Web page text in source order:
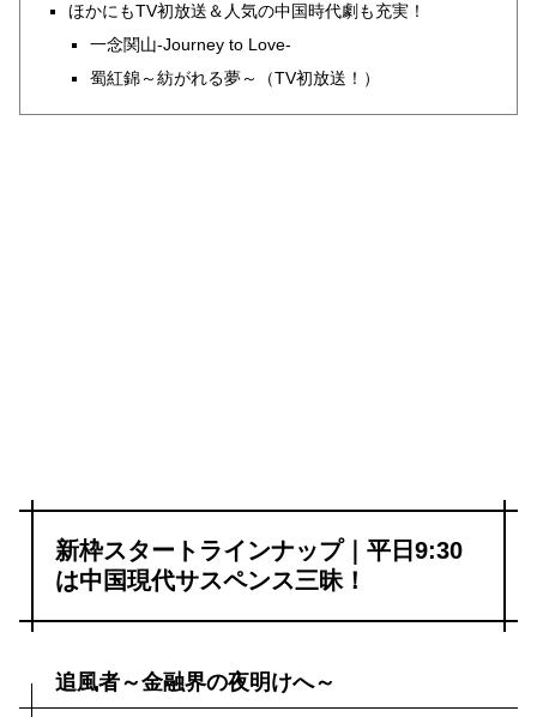
ほかにもTV初放送＆人気の中国時代劇も充実！
一念関山-Journey to Love-
蜀紅錦～紡がれる夢～（TV初放送！）
新枠スタートラインナップ｜平日9:30
は中国現代サスペンス三昧！
追風者～金融界の夜明けへ～